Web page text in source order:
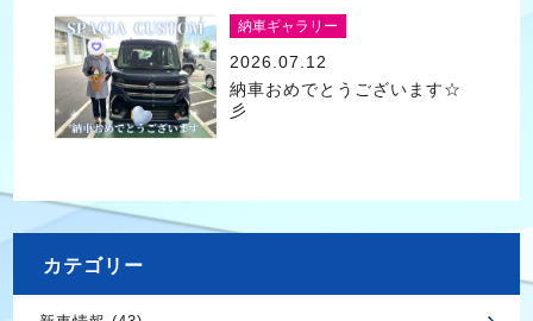
納車ギャラリー
2026.07.12
納車おめでとうございます☆
彡
カテゴリー